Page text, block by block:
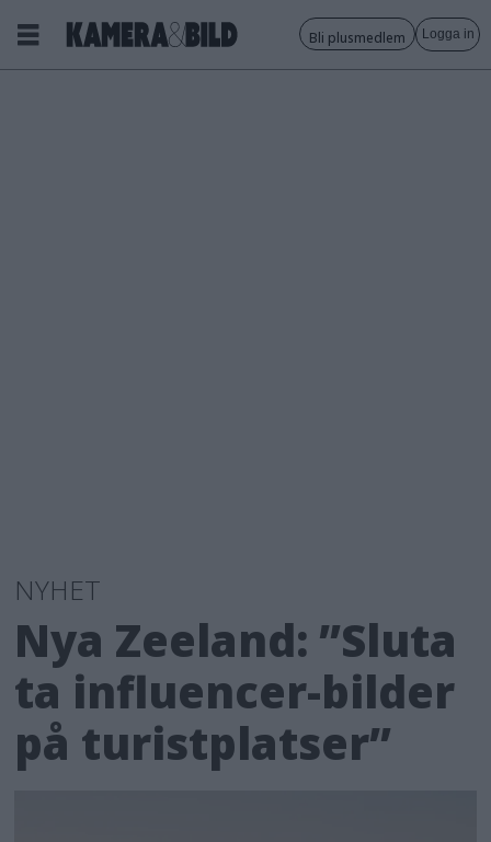
Bli plusmedlem Logga in
NYHET
Nya Zeeland: ”Sluta
ta influencer-bilder
på turistplatser”